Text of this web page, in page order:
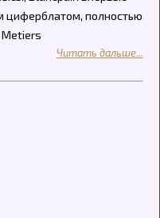
циферблатом, полностью
Metiers
Читать дальше...